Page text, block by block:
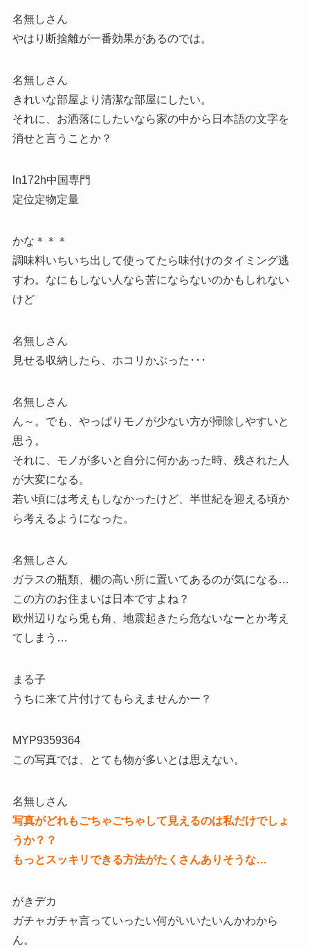
名無しさん
やはり断捨離が一番効果があるのでは。
名無しさん
きれいな部屋より清潔な部屋にしたい。
それに、お洒落にしたいなら家の中から日本語の文字を
消せと言うことか？
ln172h中国専門
定位定物定量
かな＊＊＊
調味料いちいち出して使ってたら味付けのタイミング逃
すわ。なにもしない人なら苦にならないのかもしれない
けど
名無しさん
見せる収納したら、ホコリかぶった･･･
名無しさん
ん～。でも、やっぱりモノが少ない方が掃除しやすいと
思う。
それに、モノが多いと自分に何かあった時、残された人
が大変になる。
若い頃には考えもしなかったけど、半世紀を迎える頃か
ら考えるようになった。
名無しさん
ガラスの瓶類、棚の高い所に置いてあるのが気になる…
この方のお住まいは日本ですよね？
欧州辺りなら兎も角、地震起きたら危ないなーとか考え
てしまう…
まる子
うちに来て片付けてもらえませんかー？
MYP9359364
この写真では、とても物が多いとは思えない。
名無しさん
写真がどれもごちゃごちゃして見えるのは私だけでしょ
うか？？
もっとスッキリできる方法がたくさんありそうな…
がきデカ
ガチャガチャ言っていったい何がいいたいんかわから
ん。